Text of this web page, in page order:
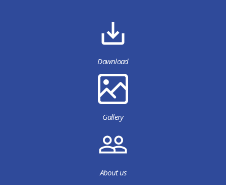
Download
Gallery
About us